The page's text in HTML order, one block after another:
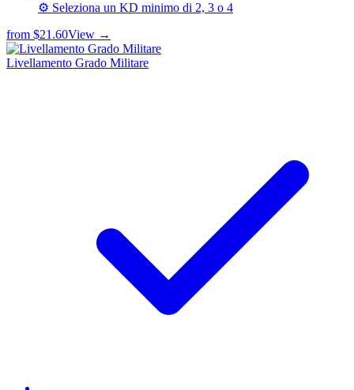
⚙️ Seleziona un KD minimo di 2, 3 o 4
from $21.60View →
Livellamento Grado Militare